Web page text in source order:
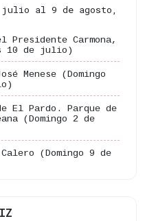
julio al 9 de agosto,
Presidente Carmona,
10 de julio)
Menese (Domingo
El Pardo. Parque de
(Domingo 2 de
(Domingo 9 de